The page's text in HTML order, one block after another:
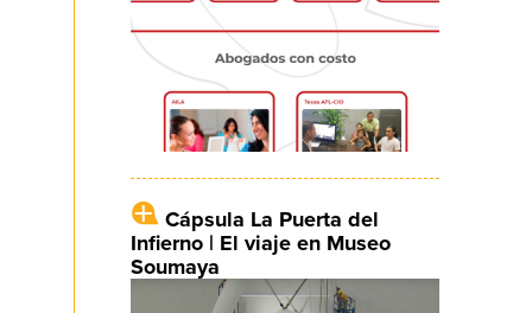
Cápsula La Puerta del
Infierno | El viaje en Museo
Soumaya